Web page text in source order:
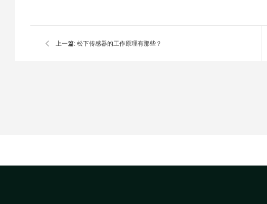
上一篇: 松下传感器的工作原理有那些？